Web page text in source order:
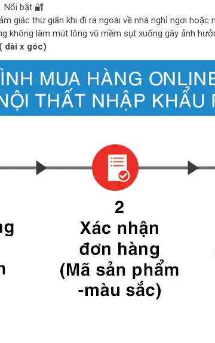
Nổi bật 🔐
giác thư giãn khi đi ra ngoài về nhà nghỉ ngơi hoặc
không làm mút lông vũ mềm sụt xuống gây ảnh
dài x góc)